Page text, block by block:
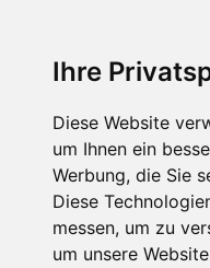
Ihre
Diese Website
um Ihnen ein
Werbung, die Sie
Diese
messen, um zu
um unsere